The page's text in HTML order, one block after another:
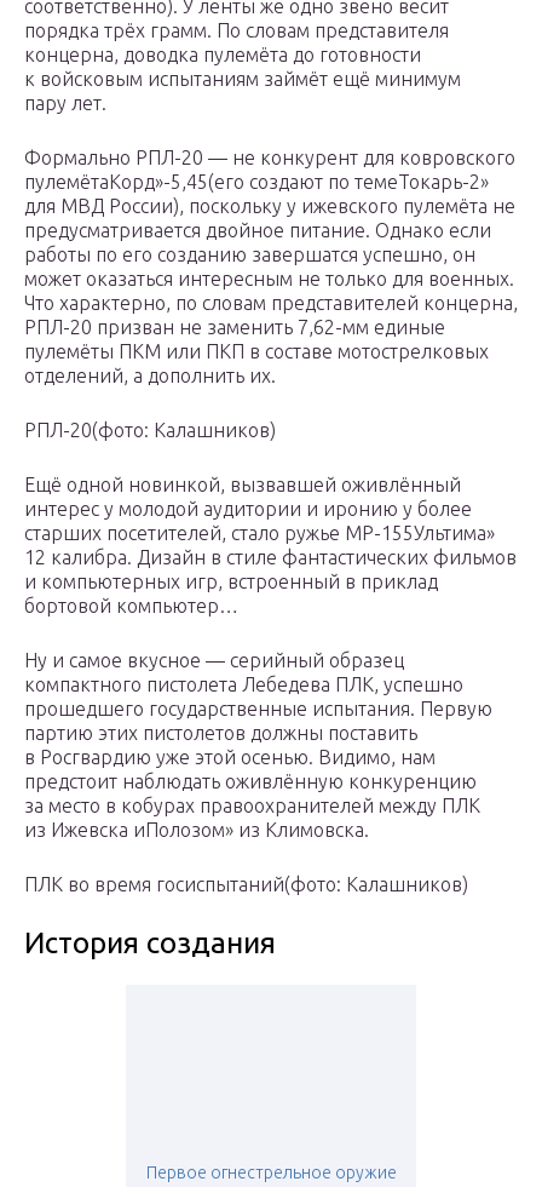
соответственно). У ленты же одно звено весит
порядка трёх грамм. По словам представителя
концерна, доводка пулемёта до готовности
к войсковым испытаниям займёт ещё минимум
пару лет.
Формально РПЛ-20 — не конкурент для ковровского
пулемётаКорд»-5,45(его создают по темеТокарь-2»
для МВД России), поскольку у ижевского пулемёта не
предусматривается двойное питание. Однако если
работы по его созданию завершатся успешно, он
может оказаться интересным не только для военных.
Что характерно, по словам представителей концерна,
РПЛ-20 призван не заменить 7,62-мм единые
пулемёты ПКМ или ПКП в составе мотострелковых
отделений, а дополнить их.
РПЛ-20(фото: Калашников)
Ещё одной новинкой, вызвавшей оживлённый
интерес у молодой аудитории и иронию у более
старших посетителей, стало ружье МР-155Ультима»
12 калибра. Дизайн в стиле фантастических фильмов
и компьютерных игр, встроенный в приклад
бортовой компьютер…
Ну и самое вкусное — серийный образец
компактного пистолета Лебедева ПЛК, успешно
прошедшего государственные испытания. Первую
партию этих пистолетов должны поставить
в Росгвардию уже этой осенью. Видимо, нам
предстоит наблюдать оживлённую конкуренцию
за место в кобурах правоохранителей между ПЛК
из Ижевска иПолозом» из Климовска.
ПЛК во время госиспытаний(фото: Калашников)
История создания
Первое огнестрельное оружие